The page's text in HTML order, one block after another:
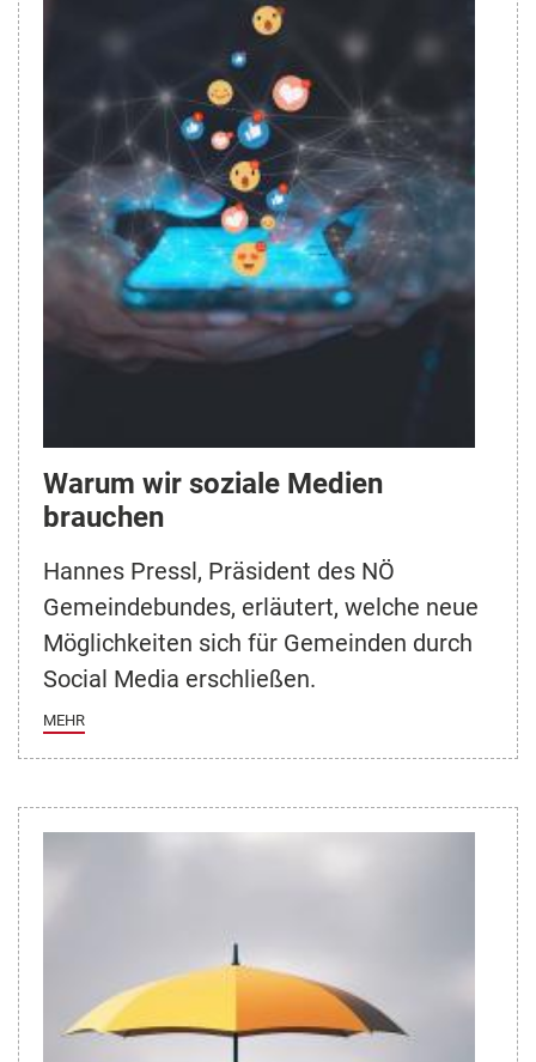
Warum wir soziale Medien
brauchen
Hannes Pressl, Präsident des NÖ
Gemeindebundes, erläutert, welche neue
Möglichkeiten sich für Gemeinden durch
Social Media erschließen.
MEHR